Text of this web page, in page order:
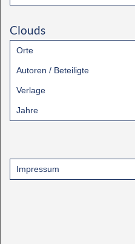
Clouds
Orte
Autoren / Beteiligte
Verlage
Jahre
Impressum